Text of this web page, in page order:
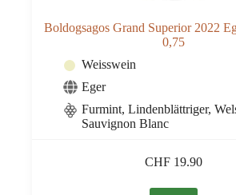
Boldogsagos Grand Superior 2022
0,75
Weisswein
Eger
Furmint, Lindenblättriger,
Sauvignon Blanc
CHF 19.90